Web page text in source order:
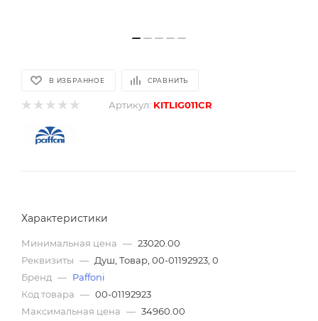
В ИЗБРАННОЕ СРАВНИТЬ
Артикул: KITLIG011CR
Характеристики
Минимальная цена — 23020.00
Реквизиты — Душ, Товар, 00-01192923, 0
Бренд — Paffoni
Код товара — 00-01192923
Максимальная цена — 34960.00